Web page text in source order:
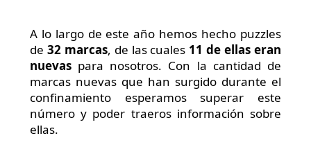
A lo largo de este año hemos hecho puzzles
de 32 marcas, de las cuales 11 de ellas eran
nuevaspara nosotros. Con la cantidad de
marcas nuevas que han surgido durante el
confinamiento esperamos superar este
número y poder traeros información sobre
ellas.